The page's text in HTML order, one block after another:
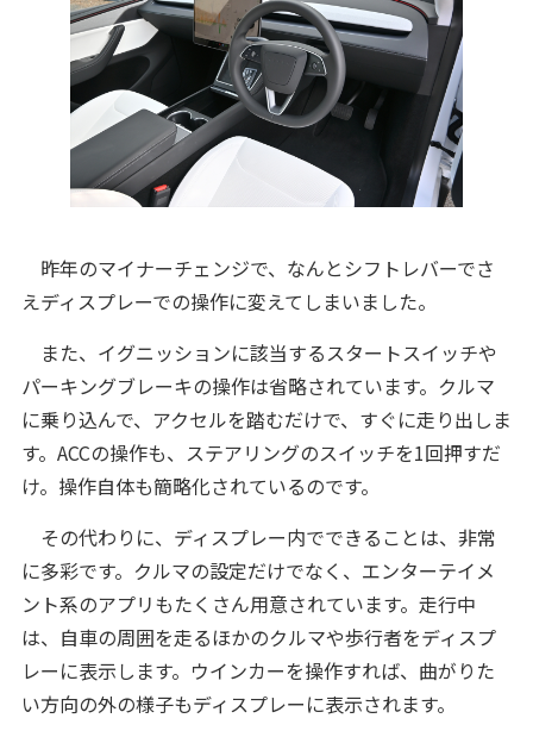
昨年のマイナーチェンジで、なんとシフトレバーでさ
えディスプレーでの操作に変えてしまいました。
また、イグニッションに該当するスタートスイッチや
パーキングブレーキの操作は省略されています。クルマ
に乗り込んで、アクセルを踏むだけで、すぐに走り出しま
す。ACCの操作も、ステアリングのスイッチを1回押すだ
け。操作自体も簡略化されているのです。
その代わりに、ディスプレー内でできることは、非常
に多彩です。クルマの設定だけでなく、エンターテイメ
ント系のアプリもたくさん用意されています。走行中
は、自車の周囲を走るほかのクルマや歩行者をディスプ
レーに表示します。ウインカーを操作すれば、曲がりた
い方向の外の様子もディスプレーに表示されます。